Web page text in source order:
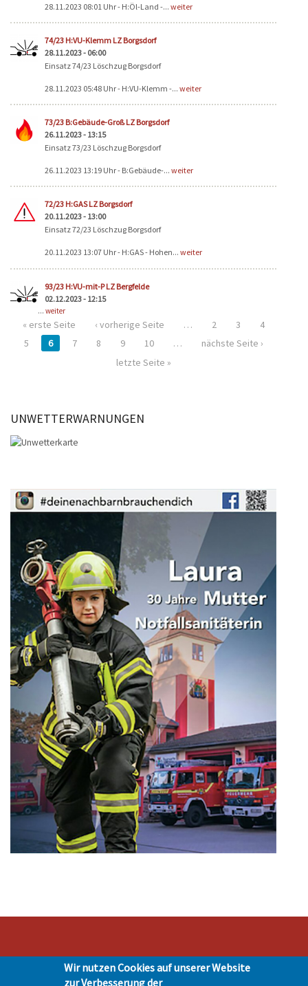
28.11.2023 08:01 Uhr - H:Öl-Land -... weiter
74/23 H:VU-Klemm LZ Borgsdorf
28.11.2023 - 06:00
Einsatz 74/23 Löschzug Borgsdorf
28.11.2023 05:48 Uhr - H:VU-Klemm -... weiter
73/23 B:Gebäude-Groß LZ Borgsdorf
26.11.2023 - 13:15
Einsatz 73/23 Löschzug Borgsdorf
26.11.2023 13:19 Uhr - B:Gebäude-... weiter
72/23 H:GAS LZ Borgsdorf
20.11.2023 - 13:00
Einsatz 72/23 Löschzug Borgsdorf
20.11.2023 13:07 Uhr - H:GAS - Hohen... weiter
93/23 H:VU-mit-P LZ Bergfelde
02.12.2023 - 12:15
... weiter
« erste Seite ‹ vorherige Seite … 2 3
4
5
6 7 8 9 10 …
nächste Seite ›
letzte Seite »
UNWETTERWARNUNGEN
Stadt Hohen Neuendorf • Oranienburger Str. 2 • 16540 Hohen Neuendorf •
Wir nutzen Cookies auf unserer Website
zur Verbesserung der